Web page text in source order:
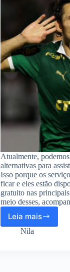
Atualmente,
alternativas para
Isso porque os
ficar e eles estão
gratuito nas
meio desses,
Leia maisAplicativo
gratuito
Nila